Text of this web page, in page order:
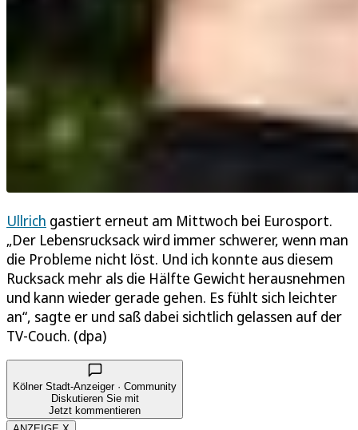
Ullrich gastiert erneut am Mittwoch bei Eurosport.
„Der Lebensrucksack wird immer schwerer, wenn man
die Probleme nicht löst. Und ich konnte aus diesem
Rucksack mehr als die Hälfte Gewicht herausnehmen
und kann wieder gerade gehen. Es fühlt sich leichter
an“, sagte er und saß dabei sichtlich gelassen auf der
TV-Couch. (dpa)
Kölner Stadt-Anzeiger · Community
Diskutieren Sie mit
Jetzt kommentieren